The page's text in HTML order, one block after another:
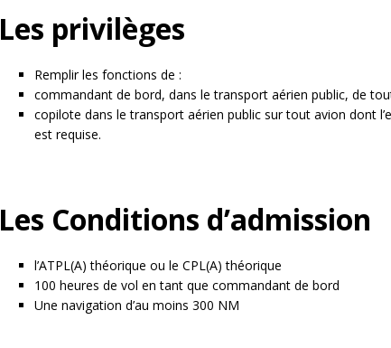
Les privilèges
Remplir les fonctions de :
commandant de bord, dans le transport aérien public, de
copilote dans le transport aérien public sur tout avion dont
est requise.
Les Conditions d’admission
l’ATPL(A) théorique ou le CPL(A) théorique
100 heures de vol en tant que commandant de bord
Une navigation d’au moins 300 NM